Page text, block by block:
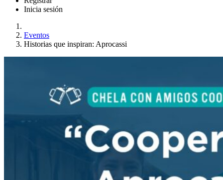
Inicia sesión
Eventos
Historias que inspiran: Aprocassi